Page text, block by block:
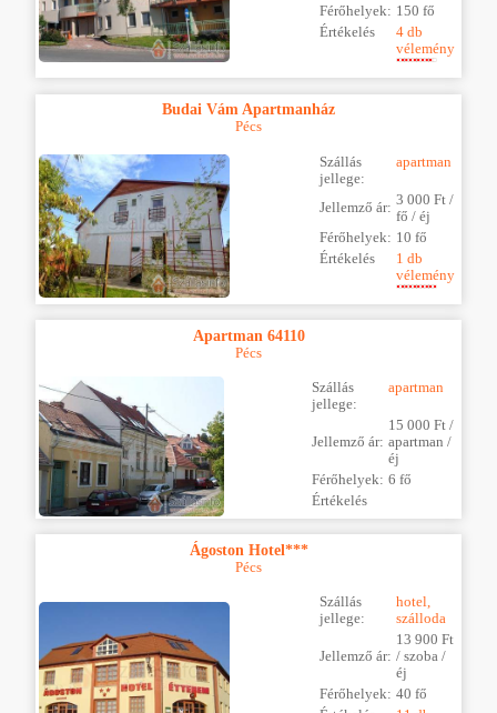
Férőhelyek: 150 fő
Értékelés
4 db
vélemény
Budai Vám Apartmanház
Pécs
Szállás
jellege:
apartman
Jellemző ár: 3 000 Ft /
fő / éj
Férőhelyek: 10 fő
Értékelés
1 db
vélemény
Apartman 64110
Pécs
Szállás
jellege:
apartman
Jellemző ár:
15 000 Ft /
apartman /
éj
Férőhelyek: 6 fő
Értékelés
Ágoston Hotel***
Pécs
Szállás
jellege:
hotel,
szálloda
Jellemző ár:
13 900 Ft
/ szoba /
éj
Férőhelyek: 40 fő